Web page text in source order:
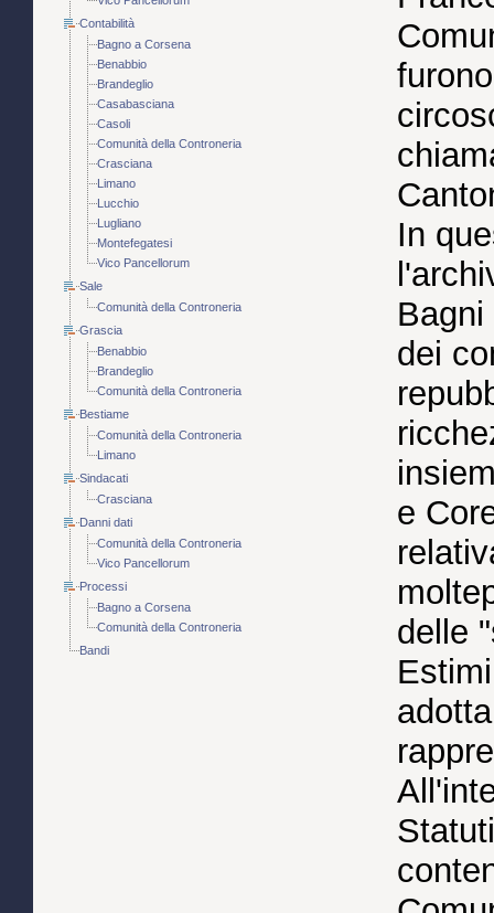
Contabilità
Bagno a Corsena
Benabbio
Brandeglio
Casabasciana
Casoli
Comunità della Controneria
Crasciana
Limano
Lucchio
Lugliano
Montefegatesi
Vico Pancellorum
Sale
Comunità della Controneria
Grascia
Benabbio
Brandeglio
Comunità della Controneria
Bestiame
Comunità della Controneria
Limano
Sindacati
Crasciana
Danni dati
Comunità della Controneria
Vico Pancellorum
Processi
Bagno a Corsena
Comunità della Controneria
Bandi
In
dei
e
delle